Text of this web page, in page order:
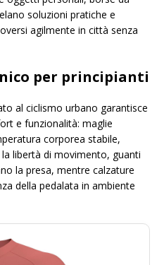
soluzioni pratiche e
agilmente in città senza
per principianti
al ciclismo urbano garantisce
e funzionalità: maglie
corporea stabile,
libertà di movimento, guanti
la presa, mentre calzature
della pedalata in ambiente